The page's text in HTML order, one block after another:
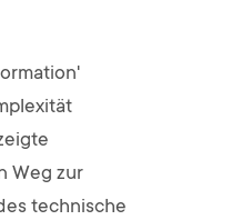
Weg zur
technische